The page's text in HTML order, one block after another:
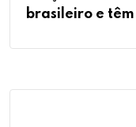
brasileiro e